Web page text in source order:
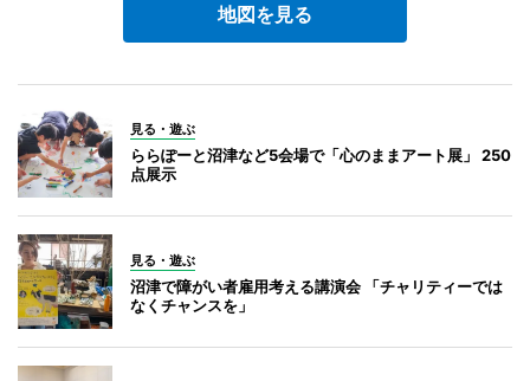
地図を見る
見る・遊ぶ
ららぽーと沼津など5会場で「心のままアート展」 250
点展示
見る・遊ぶ
沼津で障がい者雇用考える講演会 「チャリティーでは
なくチャンスを」